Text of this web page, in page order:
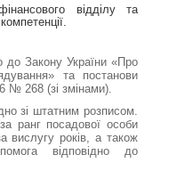
відділу та
до Закону України «Про
та постанови
№ 268 (зі змінами).
зі штатним розписом.
ранг посадової особи
вислугу років, а також
відповідно до